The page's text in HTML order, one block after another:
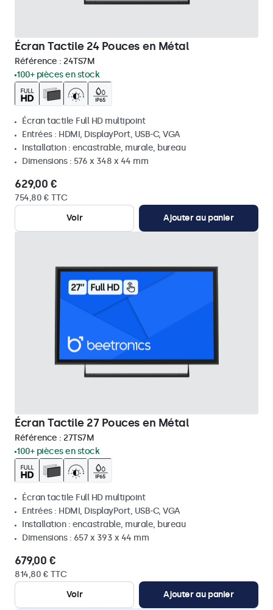
Écran Tactile 24 Pouces en Métal
Référence : 24TS7M
100+ pièces en stock
Écran tactile Full HD multipoint
Entrées : HDMI, DisplayPort, USB-C, VGA
Installation : encastrable, murale, bureau
Dimensions : 576 x 348 x 44 mm
629,00 €
754,80 € TTC
Voir
Ajouter au panier
Écran Tactile 27 Pouces en Métal
Référence : 27TS7M
100+ pièces en stock
Écran tactile Full HD multipoint
Entrées : HDMI, DisplayPort, USB-C, VGA
Installation : encastrable, murale, bureau
Dimensions : 657 x 393 x 44 mm
679,00 €
814,80 € TTC
Voir
Ajouter au panier